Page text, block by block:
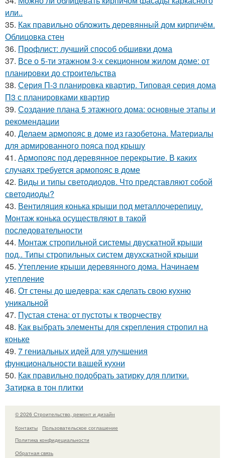
или..
35. Как правильно обложить деревянный дом кирпичём.
Облицовка стен
36. Профлист: лучший способ обшивки дома
37. Все о 5-ти этажном 3-х секционном жилом доме: от
планировки до строительства
38. Серия П-3 планировка квартир. Типовая серия дома
П3 с планировками квартир
39. Создание плана 5 этажного дома: основные этапы и
рекомендации
40. Делаем армопояс в доме из газобетона. Материалы
для армированного пояса под крышу
41. Армопояс под деревянное перекрытие. В каких
случаях требуется армопояс в доме
42. Виды и типы светодиодов. Что представляют собой
светодиоды?
43. Вентиляция конька крыши под металлочерепицу.
Монтаж конька осуществляют в такой
последовательности
44. Монтаж стропильной системы двускатной крыши
под.. Типы стропильных систем двухскатной крыши
45. Утепление крыши деревянного дома. Начинаем
утепление
46. От стены до шедевра: как сделать свою кухню
уникальной
47. Пустая стена: от пустоты к творчеству
48. Как выбрать элементы для скрепления стропил на
коньке
49. 7 гениальных идей для улучшения
функциональности вашей кухни
50. Как правильно подобрать затирку для плитки.
Затирка в тон плитки
© 2026 Строительство, ремонт и дизайн
Контакты
Пользовательское соглашение
Политика конфидециальности
Обратная связь